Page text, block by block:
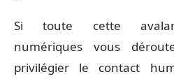
Si toute cette
numériques vous
privilégier le contact